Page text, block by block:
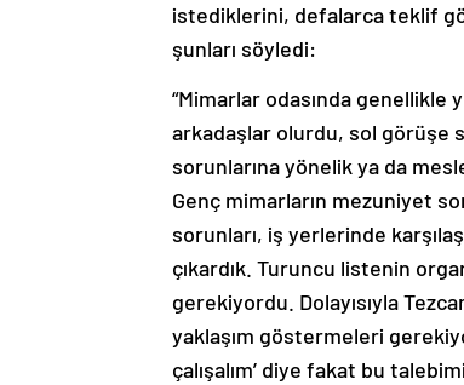
istediklerini, defalarca teklif
şunları söyledi:
“Mimarlar odasında genellikle
arkadaşlar olurdu, sol görüşe
sorunlarına yönelik ya da
Genç mimarların mezuniyet
sorunları, iş yerlerinde
çıkardık. Turuncu listenin
gerekiyordu. Dolayısıyla
yaklaşım göstermeleri
çalışalım’ diye fakat bu